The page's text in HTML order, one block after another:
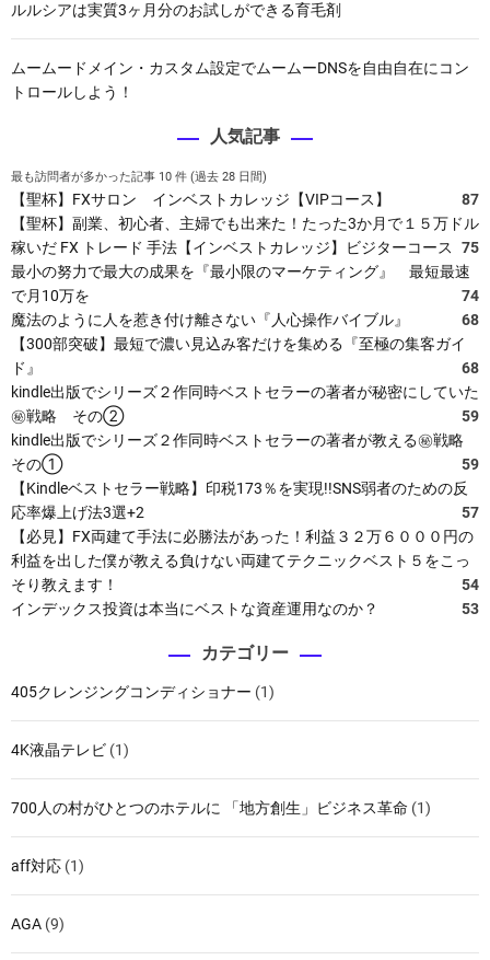
ルルシアは実質3ヶ月分のお試しができる育毛剤
ムームードメイン・カスタム設定でムームーDNSを自由自在にコン
トロールしよう！
人気記事
最も訪問者が多かった記事 10 件 (過去 28 日間)
【聖杯】FXサロン インベストカレッジ【VIPコース】
87
【聖杯】副業、初心者、主婦でも出来た！たった3か月で１５万ドル
稼いだ FX トレード 手法【インベストカレッジ】ビジターコース
75
最小の努力で最大の成果を『最小限のマーケティング』 最短最速
で月10万を
74
魔法のように人を惹き付け離さない『人心操作バイブル』
68
【300部突破】最短で濃い見込み客だけを集める『至極の集客ガイ
ド』
68
kindle出版でシリーズ２作同時ベストセラーの著者が秘密にしていた
㊙戦略 その②
59
kindle出版でシリーズ２作同時ベストセラーの著者が教える㊙戦略
その①
59
【Kindleベストセラー戦略】印税173％を実現!!SNS弱者のための反
応率爆上げ法3選+2
57
【必見】FX両建て手法に必勝法があった！利益３２万６０００円の
利益を出した僕が教える負けない両建てテクニックベスト５をこっ
そり教えます！
54
インデックス投資は本当にベストな資産運用なのか？
53
カテゴリー
405クレンジングコンディショナー (1)
4K液晶テレビ (1)
700人の村がひとつのホテルに 「地方創生」ビジネス革命 (1)
aff対応 (1)
AGA (9)